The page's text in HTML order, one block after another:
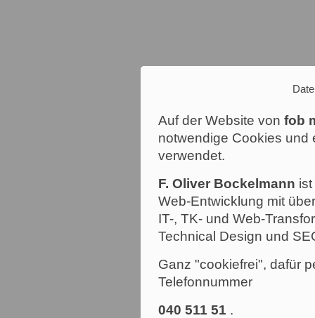
Auf der Website von fob
notwendige Cookies und
verwendet.
F. Oliver Bockelmann
Web-Entwicklung mit
IT-, TK- und Web-
Technical Design und
Ganz "cookiefrei", dafür
Telefonnummer
040 511 51 .